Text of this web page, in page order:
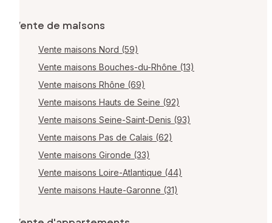
Vente de maisons
Vente maisons Nord (59)
Vente maisons Bouches-du-Rhône (13)
Vente maisons Rhône (69)
Vente maisons Hauts de Seine (92)
Vente maisons Seine-Saint-Denis (93)
Vente maisons Pas de Calais (62)
Vente maisons Gironde (33)
Vente maisons Loire-Atlantique (44)
Vente maisons Haute-Garonne (31)